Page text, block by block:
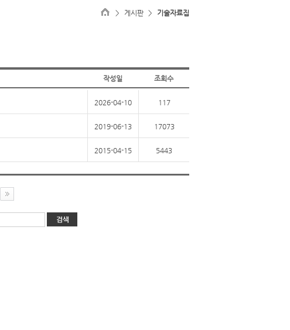
> 게시판 > 기술자료집
작성일 조회수
2026-04-10 117
2019-06-13 17073
2015-04-15 5443